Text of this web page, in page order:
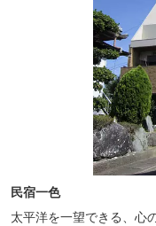
民宿一色
太平洋を一望できる、心